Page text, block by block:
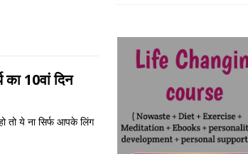
10वां दिन
ये ना सिर्फ आपके लिंग